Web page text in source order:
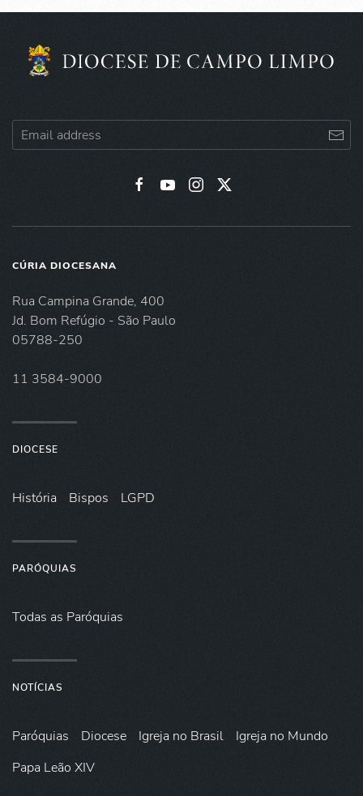
CÚRIA DIOCESANA
Rua Campina Grande, 400
Jd. Bom Refúgio - São Paulo
05788-250
11 3584-9000
DIOCESE
História Bispos LGPD
PARÓQUIAS
Todas as Paróquias
NOTÍCIAS
Paróquias Diocese Igreja no Brasil
Igreja no Mundo
Papa Leão XIV